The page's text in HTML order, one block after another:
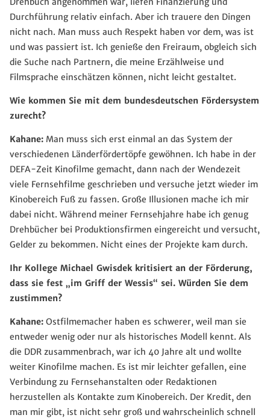
Durchführung relativ einfach. Aber ich trauere den Dingen
nicht nach. Man muss auch Respekt haben vor dem, was ist
und was passiert ist. Ich genieße den Freiraum, obgleich sich
die Suche nach Partnern, die meine Erzählweise und
Filmsprache einschätzen können, nicht leicht gestaltet.
Wie kommen Sie mit dem bundesdeutschen Fördersystem
zurecht?
Kahane: Man muss sich erst einmal an das System der
verschiedenen Länderfördertöpfe gewöhnen. Ich habe in der
DEFA-Zeit Kinofilme gemacht, dann nach der Wendezeit
viele Fernsehfilme geschrieben und versuche jetzt wieder im
Kinobereich Fuß zu fassen. Große Illusionen mache ich mir
dabei nicht. Während meiner Fernsehjahre habe ich genug
Drehbücher bei Produktionsfirmen eingereicht und versucht,
Gelder zu bekommen. Nicht eines der Projekte kam durch.
Ihr Kollege Michael Gwisdek kritisiert an der Förderung,
dass sie fest „im Griff der Wessis“ sei. Würden Sie dem
zustimmen?
Kahane: Ostfilmemacher haben es schwerer, weil man sie
entweder wenig oder nur als historisches Modell kennt. Als
die DDR zusammenbrach, war ich 40 Jahre alt und wollte
weiter Kinofilme machen. Es ist mir leichter gefallen, eine
Verbindung zu Fernsehanstalten oder Redaktionen
herzustellen als Kontakte zum Kinobereich. Der Kredit, den
man mir gibt, ist nicht sehr groß und wahrscheinlich schnell